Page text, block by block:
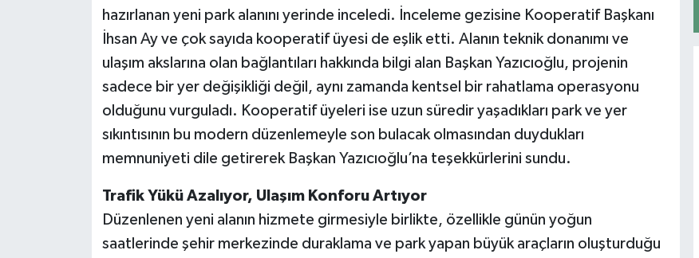
hazırlanan yeni park alanını yerinde inceledi. İnceleme gezisine Kooperatif Başkanı
İhsan Ay ve çok sayıda kooperatif üyesi de eşlik etti. Alanın teknik donanımı ve
ulaşım akslarına olan bağlantıları hakkında bilgi alan Başkan Yazıcıoğlu, projenin
sadece bir yer değişikliği değil, aynı zamanda kentsel bir rahatlama operasyonu
olduğunu vurguladı. Kooperatif üyeleri ise uzun süredir yaşadıkları park ve yer
sıkıntısının bu modern düzenlemeyle son bulacak olmasından duydukları
memnuniyeti dile getirerek Başkan Yazıcıoğlu’na teşekkürlerini sundu.
Trafik Yükü Azalıyor, Ulaşım Konforu Artıyor
Düzenlenen yeni alanın hizmete girmesiyle birlikte, özellikle günün yoğun
saatlerinde şehir merkezinde duraklama ve park yapan büyük araçların oluşturduğu